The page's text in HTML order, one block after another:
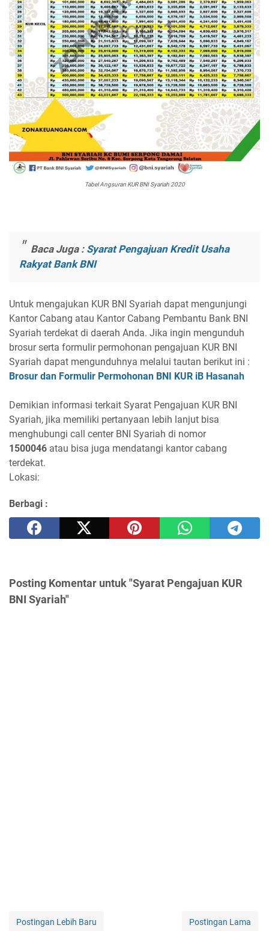
Tabel Angsuran KUR BNI Syariah 2020
Baca Juga : Syarat Pengajuan Kredit Usaha
Rakyat Bank BNI
Untuk mengajukan KUR BNI Syariah dapat mengunjungi
Kantor Cabang atau Kantor Cabang Pembantu Bank BNI
Syariah terdekat di daerah Anda. Jika ingin mengunduh
brosur serta formulir permohonan pengajuan KUR BNI
Syariah dapat mengunduhnya melalui tautan berikut ini :
Brosur dan Formulir Permohonan BNI KUR iB Hasanah
Demikian informasi terkait Syarat Pengajuan KUR BNI
Syariah, jika memiliki pertanyaan lebih lanjut bisa
menghubungi call center BNI Syariah di nomor
1500046 atau bisa juga mendatangi kantor cabang
terdekat.
Lokasi:
Berbagi :
Posting Komentar untuk "Syarat Pengajuan KUR
BNI Syariah"
Postingan Lebih Baru Postingan Lama